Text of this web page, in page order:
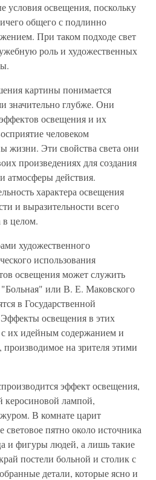
условия освещения, поскольку
общего с подлинно
При таком подходе свет
роль и художественных
картины понимается
значительно глубже. Они
освещения и их
человеком
жизни. Эти свойства света они
произведениях для создания
атмосферы действия.
характера освещения
и выразительности всего
в целом.
художественного
использования
освещения может служить
или В. Е. Маковского
в Государственной
Эффекты освещения в этих
с их идейным содержанием и
на зрителя этими
эффект освещения,
керосиновой лампой,
В комнате царит
световое пятно около источника
и фигуры людей, а лишь такие
постели больной и столик с
детали, которые ясно и